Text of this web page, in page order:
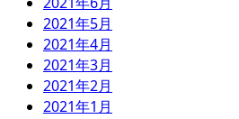
2021年5月
2021年4月
2021年3月
2021年2月
2021年1月